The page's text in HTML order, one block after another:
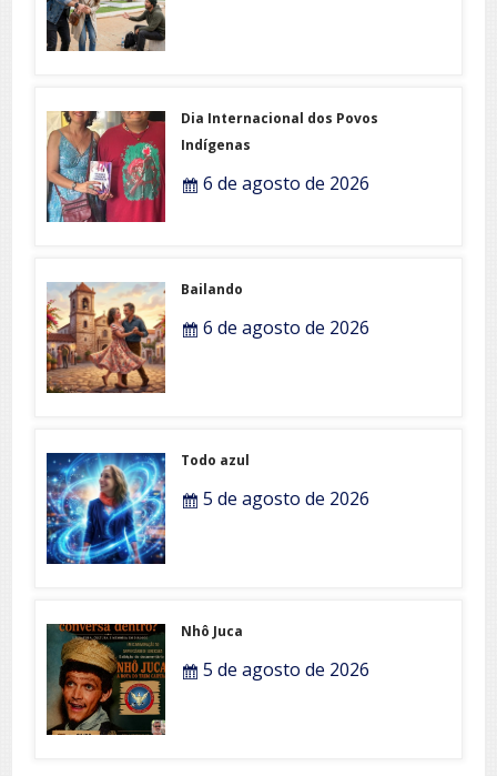
Dia Internacional dos Povos
Indígenas
6 de agosto de 2026
Bailando
6 de agosto de 2026
Todo azul
5 de agosto de 2026
Nhô Juca
5 de agosto de 2026